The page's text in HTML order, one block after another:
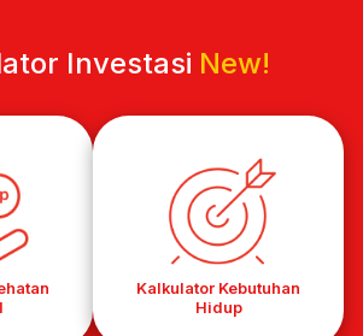
Investasi New!
Kalkulator Kebutuhan
Hidup